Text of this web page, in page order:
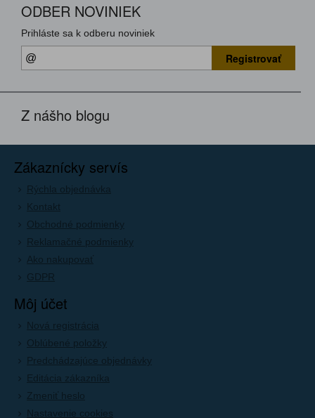
ODBER NOVINIEK
Prihláste sa k odberu noviniek
Registrovať
Z nášho blogu
Zákaznícky servís
Rýchla objednávka
Kontakt
Obchodné podmienky
Reklamačné podmienky
Ako nakupovať
GDPR
Môj účet
Nová registrácia
Oblúbené položky
Predchádzajúce objednávky
Editácia zákazníka
Zmeniť heslo
Nastavenie cookies